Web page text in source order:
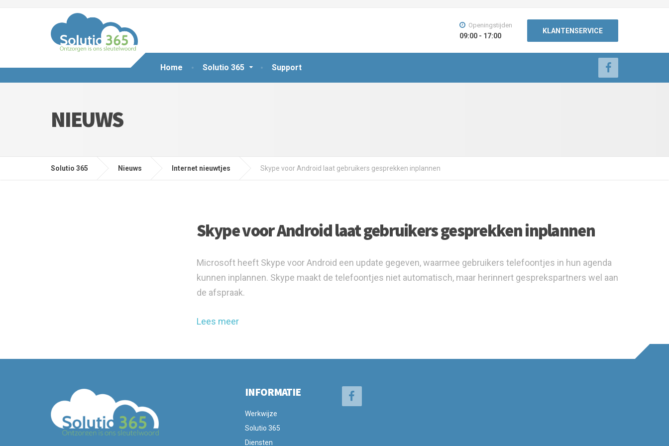
Home Solutio 365 Support
Openingstijden
09:00 - 17:00
KLANTENSERVICE
NIEUWS
Solutio 365 Nieuws Internet nieuwtjes Skype voor Android laat gebruikers gesprekken inplannen
Skype voor Android laat gebruikers gesprekken inplannen
Microsoft heeft Skype voor Android een update gegeven, waarmee gebruikers telefoontjes in hun agenda
kunnen inplannen. Skype maakt de telefoontjes niet automatisch, maar herinnert gesprekspartners wel aan
de afspraak.
Lees meer
INFORMATIE
Werkwijze
Solutio 365
Diensten